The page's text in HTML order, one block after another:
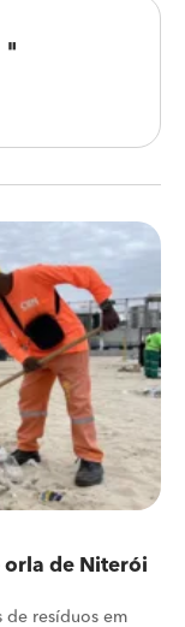
"
orla de Niterói
de resíduos em